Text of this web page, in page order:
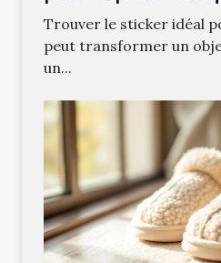
Trouver le sticker idéal
peut transformer un
un...